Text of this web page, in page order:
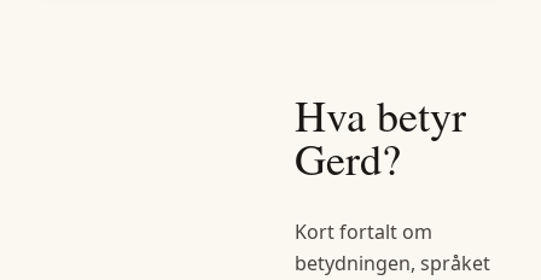
Hva betyr
Gerd?
Kort fortalt om
betydningen, språket